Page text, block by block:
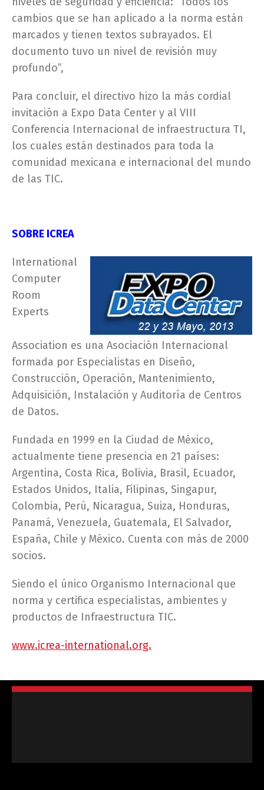
cambios que se han aplicado a la norma están
marcados y tienen textos subrayados. El
documento tuvo un nivel de revisión muy
profundo”,
Para concluir, el directivo hizo la más cordial
invitación a Expo Data Center y al VIII
Conferencia Internacional de infraestructura TI,
los cuales están destinados para toda la
comunidad mexicana e internacional del mundo
de las TIC.
SOBRE ICREA
International
Computer
Room
Experts
Association es una Asociación Internacional
formada por Especialistas en Diseño,
Construcción, Operación, Mantenimiento,
Adquisición, Instalación y Auditoría de Centros
de Datos.
Fundada en 1999 en la Ciudad de México,
actualmente tiene presencia en 21 países:
Argentina, Costa Rica, Bolivia, Brasil, Ecuador,
Estados Unidos, Italia, Filipinas, Singapur,
Colombia, Perú, Nicaragua, Suiza, Honduras,
Panamá, Venezuela, Guatemala, El Salvador,
España, Chile y México. Cuenta con más de 2000
socios.
Siendo el único Organismo Internacional que
norma y certifica especialistas, ambientes y
productos de Infraestructura TIC.
www.icrea-international.org.